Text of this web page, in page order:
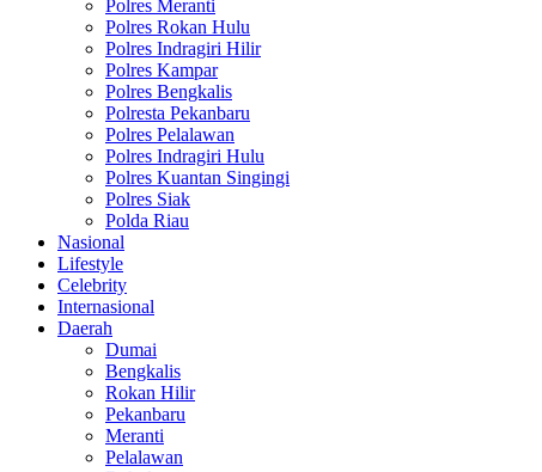
Polres Meranti
Polres Rokan Hulu
Polres Indragiri Hilir
Polres Kampar
Polres Bengkalis
Polresta Pekanbaru
Polres Pelalawan
Polres Indragiri Hulu
Polres Kuantan Singingi
Polres Siak
Polda Riau
Nasional
Lifestyle
Celebrity
Internasional
Daerah
Dumai
Bengkalis
Rokan Hilir
Pekanbaru
Meranti
Pelalawan